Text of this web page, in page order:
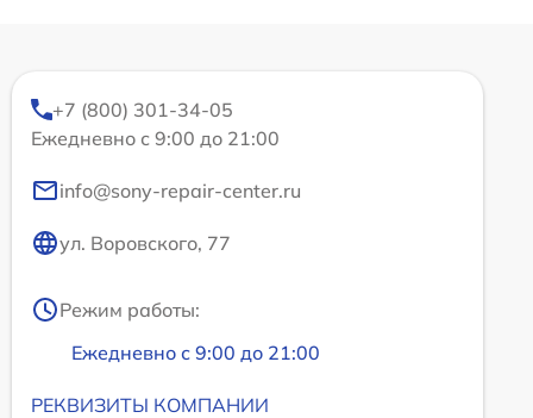
+7 (800) 301-34-05
Ежедневно с 9:00 до 21:00
info@sony-repair-center.ru
ул. Воровского, 77
Режим работы:
Ежедневно с 9:00 до 21:00
РЕКВИЗИТЫ КОМПАНИИ